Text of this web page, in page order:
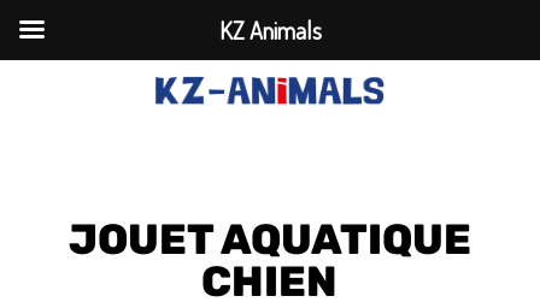
JOUET AQUATIQUE
CHIEN
KZ Animals